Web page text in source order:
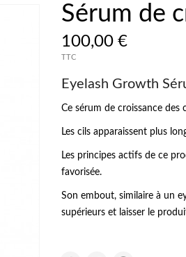
Sérum de
100,00 €
TTC
Eyelash Growth
Ce sérum de croissance
Les cils apparaissent plus
Les principes actifs de ce
favorisée.
Son embout, similaire à un
supérieurs et laisser le